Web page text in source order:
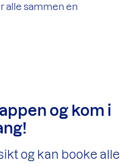
alle sammen en
og kom i
og kan booke alle